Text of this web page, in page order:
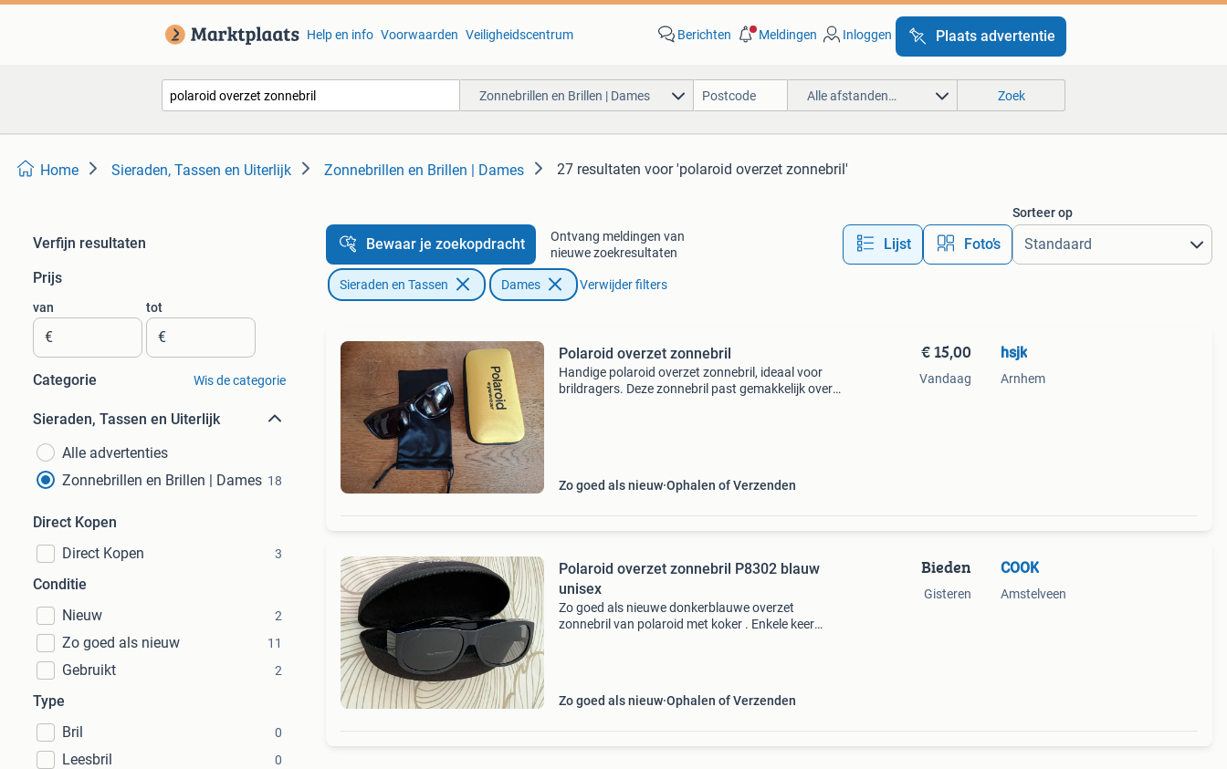
Help en info Voorwaarden Veiligheidscentrum Berichten Meldingen Inloggen Plaats advertentie
Zonnebrillen en Brillen | Dames Alle afstanden… Zoek
Home Sieraden, Tassen en Uiterlijk Zonnebrillen en Brillen | Dames 27 resultaten voor 'polaroid overzet zonnebril'
Verfijn resultaten
Prijs
van
€
tot
€
Categorie Wis de categorie
Sieraden, Tassen en Uiterlijk
Alle advertenties
Zonnebrillen en Brillen | Dames 18
Direct Kopen
Direct Kopen
3
Conditie
Nieuw
2
Zo goed als nieuw 11
Gebruikt 2
Type
Bril
0
Leesbril 0
Bewaar je zoekopdracht
Ontvang meldingen van
nieuwe zoekresultaten
Lijst Foto’s
Sorteer op
Sieraden en Tassen Dames Verwijder filters
Polaroid overzet zonnebril
Handige polaroid overzet zonnebril, ideaal voor
brildragers. Deze zonnebril past gemakkelijk over
Zo goed als nieuw Ophalen of Verzenden
€ 15,00
Vandaag
hsjk
Arnhem
Polaroid overzet zonnebril P8302 blauw
unisex
Zo goed als nieuwe donkerblauwe overzet
zonnebril van polaroid met koker . Enkele keer
Zo goed als nieuw Ophalen of Verzenden
Bieden
Gisteren
COOK
Amstelveen